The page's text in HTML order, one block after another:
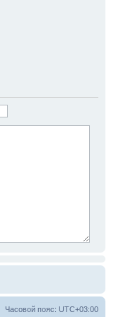
Часовой пояс: UTC+03:00